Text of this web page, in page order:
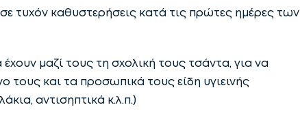
τυχόν καθυστερήσεις κατά τις πρώτες ημέρες των
μαζί τους τη σχολική τους τσάντα, για να
τους και τα προσωπικά τους είδη υγιεινής
αντισηπτικά κ.λ.π.)